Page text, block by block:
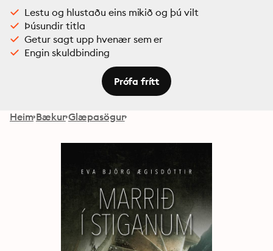
Lestu og hlustaðu eins mikið og þú vilt
Þúsundir titla
Getur sagt upp hvenær sem er
Engin skuldbinding
Prófa frítt
Heim Bækur Glæpasögur